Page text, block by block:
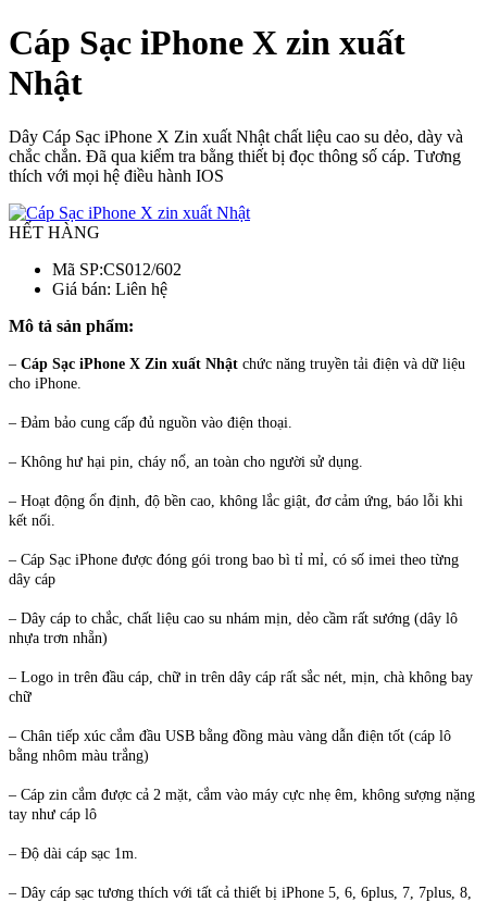
Cáp Sạc iPhone X zin xuất
Nhật
Dây Cáp Sạc iPhone X Zin xuất Nhật chất liệu cao su dẻo, dày và
chắc chắn. Đã qua kiểm tra bằng thiết bị đọc thông số cáp. Tương
thích với mọi hệ điều hành IOS
HẾT HÀNG
Mã SP:CS012/602
Giá bán: Liên hệ
Mô tả sản phẩm:
– Cáp Sạc iPhone X Zin xuất Nhật chức năng truyền tải điện và dữ liệu
cho iPhone.
– Đảm bảo cung cấp đủ nguồn vào điện thoại.
– Không hư hại pin, cháy nổ, an toàn cho người sử dụng.
– Hoạt động ổn định, độ bền cao, không lắc giật, đơ cảm ứng, báo lỗi khi
kết nối.
– Cáp Sạc iPhone được đóng gói trong bao bì tỉ mỉ, có số imei theo từng
dây cáp
– Dây cáp to chắc, chất liệu cao su nhám mịn, dẻo cầm rất sướng (dây lô
nhựa trơn nhẵn)
– Logo in trên đầu cáp, chữ in trên dây cáp rất sắc nét, mịn, chà không bay
chữ
– Chân tiếp xúc cắm đầu USB bằng đồng màu vàng dẫn điện tốt (cáp lô
bằng nhôm màu trắng)
– Cáp zin cắm được cả 2 mặt, cắm vào máy cực nhẹ êm, không sượng nặng
tay như cáp lô
– Độ dài cáp sạc 1m.
– Dây cáp sạc tương thích với tất cả thiết bị iPhone 5, 6, 6plus, 7, 7plus, 8,